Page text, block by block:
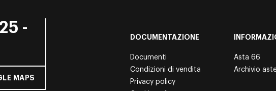
-
MAPS
DOCUMENTAZIONE
Documenti
Condizioni di vendita
Privacy policy
Asta 66
Archivio